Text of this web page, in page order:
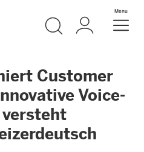
Meta Navigation
RicercaLogin Menu
Customer
Voice-
versteht